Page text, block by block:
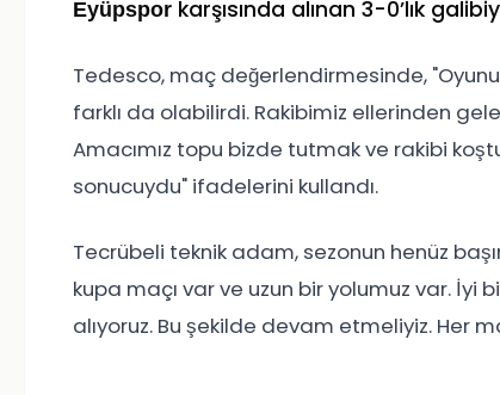
Eyüpspor karşısında alınan 3-0’lık
Tedesco, maç değerlendirmesinde,
farklı da olabilirdi. Rakibimiz ellerinden
Amacımız topu bizde tutmak ve rakibi
sonucuydu" ifadelerini kullandı.
Tecrübeli teknik adam, sezonun henüz
kupa maçı var ve uzun bir yolumuz var. İyi
alıyoruz. Bu şekilde devam etmeliyiz. Her